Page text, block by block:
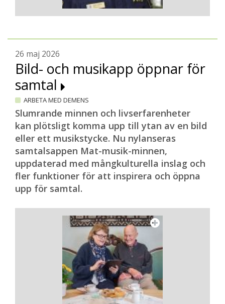
26 maj 2026
Bild- och musikapp öppnar för
samtal
ARBETA MED DEMENS
Slumrande minnen och livserfarenheter
kan plötsligt komma upp till ytan av en bild
eller ett musikstycke. Nu nylanseras
samtalsappen Mat-musik-minnen,
uppdaterad med mångkulturella inslag och
fler funktioner för att inspirera och öppna
upp för samtal.